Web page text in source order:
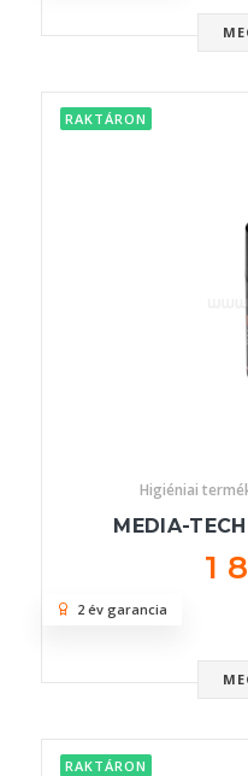
RAKTÁRON
Higiéniai
MEDIA-
1
2 év garancia
RAKTÁRON